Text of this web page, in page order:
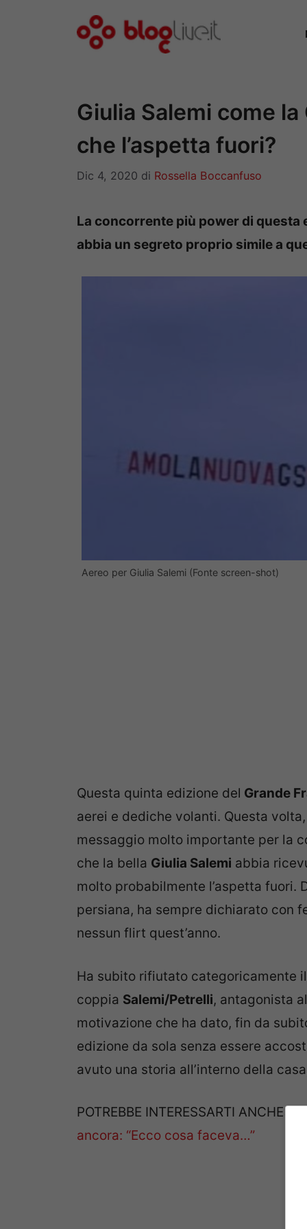
Giulia Salemi come la
che l’aspetta fuori?
Dic 4, 2020 di Rossella Boccanfuso
La concorrente più power di questa
abbia un segreto proprio simile a
Aereo per Giulia Salemi (Fonte screen-shot)
Questa quinta edizione del Grande
aerei e dediche volanti. Questa
messaggio molto importante per la
che la bella Giulia Salemi abbia
molto probabilmente l’aspetta fuori.
persiana, ha sempre dichiarato con
nessun flirt quest’anno.
Ha subito rifiutato categoricamente
coppia Salemi/Petrelli, antagonista
motivazione che ha dato, fin da
edizione da sola senza essere
avuto una storia all’interno della
POTREBBE INTERESSARTI ANCHE>>>
ancora: “Ecco cosa faceva…”